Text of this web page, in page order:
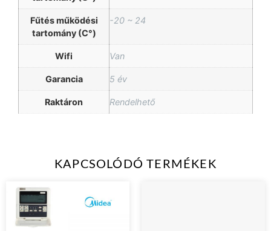
Fűtés működési
tartomány (C°)
-20 ~ 24
Wifi Van
Garancia 5 év
Raktáron Rendelhető
KAPCSOLÓDÓ TERMÉKEK